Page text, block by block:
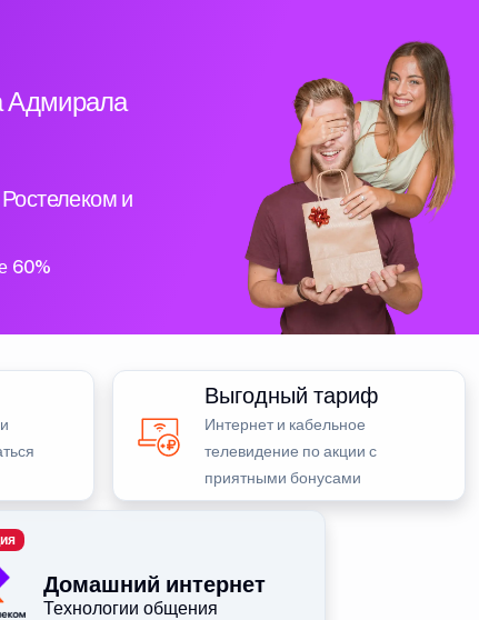
Адмирала
и
60%
Выгодный тариф
Интернет и кабельное
телевидение по акции с
приятными бонусами
Домашний интернет
Технологии общения